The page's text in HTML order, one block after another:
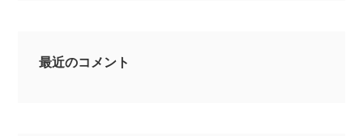
最近のコメント